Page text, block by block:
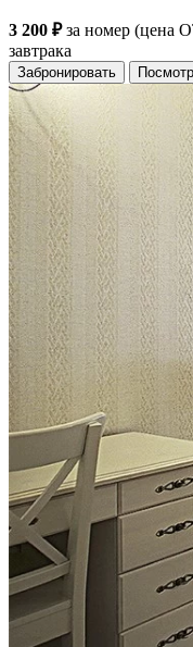
3 200 ₽за номер (цена
завтрака
Забронировать